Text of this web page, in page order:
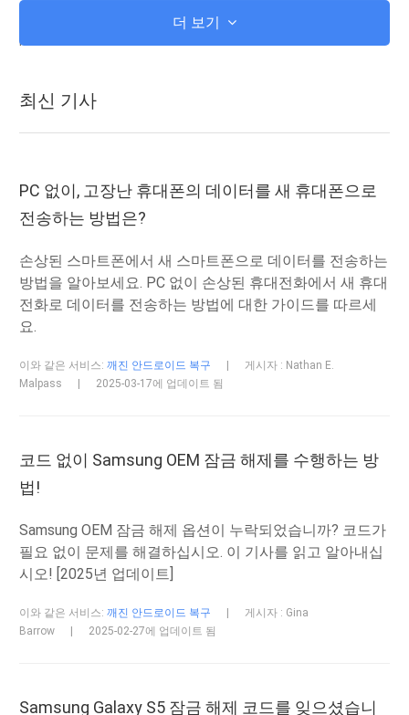
iTunes
iOS 복구 모드
안드로이드 ROM
탈옥
업그레이드
겨울 왕국
더 보기
최신 기사
PC 없이, 고장난 휴대폰의 데이터를 새 휴대폰으로
전송하는 방법은?
손상된 스마트폰에서 새 스마트폰으로 데이터를 전송하는
방법을 알아보세요. PC 없이 손상된 휴대전화에서 새 휴대
전화로 데이터를 전송하는 방법에 대한 가이드를 따르세
요.
이와 같은 서비스:깨진 안드로이드 복구
게시자 : Nathan E.
Malpass
2025-03-17에 업데이트 됨
코드 없이 Samsung OEM 잠금 해제를 수행하는 방
법!
Samsung OEM 잠금 해제 옵션이 누락되었습니까? 코드가
필요 없이 문제를 해결하십시오. 이 기사를 읽고 알아내십
시오! [2025년 업데이트]
이와 같은 서비스:깨진 안드로이드 복구
게시자 : Gina
Barrow
2025-02-27에 업데이트 됨
Samsung Galaxy S5 잠금 해제 코드를 잊으셨습니